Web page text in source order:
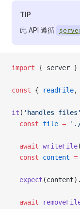
TIP
此 API 遵循
import { server }
const { readFile,
it ( 'handles files'
  const
file = './
  await
writeFile
  const
content =
  expect
(content).
  await